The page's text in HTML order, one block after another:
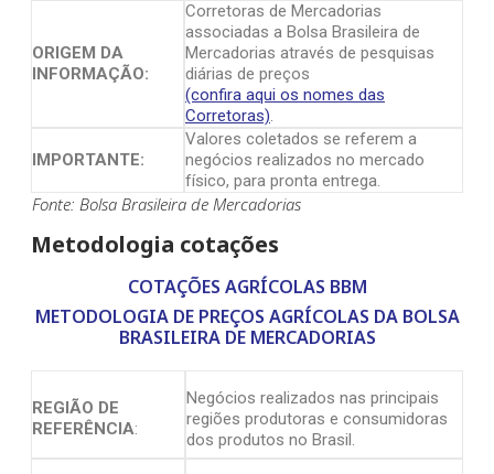
ORIGEM DA
INFORMAÇÃO:
Corretoras de Mercadorias
associadas a Bolsa Brasileira de
Mercadorias através de pesquisas
diárias de preços
(confira aqui os nomes das
Corretoras).
IMPORTANTE:
Valores coletados se referem a
negócios realizados no mercado
físico, para pronta entrega.
Fonte: Bolsa Brasileira de Mercadorias
Metodologia cotações
COTAÇÕES AGRÍCOLAS BBM
METODOLOGIA DE PREÇOS AGRÍCOLAS DA BOLSA
BRASILEIRA DE MERCADORIAS
REGIÃO DE
REFERÊNCIA:
Negócios realizados nas principais
regiões produtoras e consumidoras
dos produtos no Brasil.